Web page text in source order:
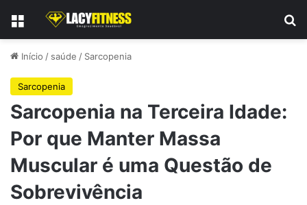
Menu
Início / saúde / Sarcopenia
Sarcopenia
Sarcopenia na Terceira Idade:
Por que Manter Massa
Muscular é uma Questão de
Sobrevivência